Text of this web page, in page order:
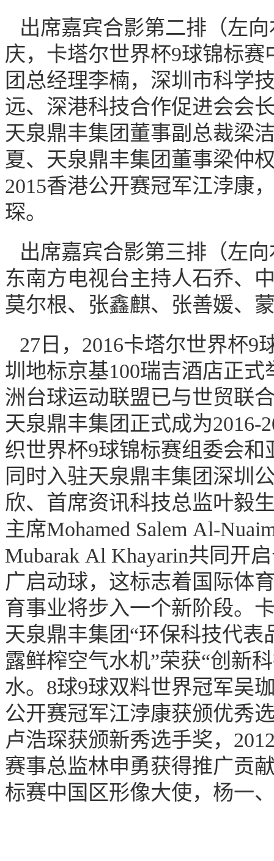
出席嘉宾合影第二排（左
庆，卡塔尔世界杯9球锦标
团总经理李楠，深圳市科学
远、深港科技合作促进会会
天泉鼎丰集团董事副总裁梁
夏、天泉鼎丰集团董事梁仲
2015香港公开赛冠军江浡康
琛。
出席嘉宾合影第三排（左
东南方电视台主持人石乔、
莫尔根、张鑫麒、张善媛、
27日，2016卡塔尔世界杯9
圳地标京基100瑞吉酒店正
洲台球运动联盟已与世贸联
天泉鼎丰集团正式成为2016-
织世界杯9球锦标赛组委会
同时入驻天泉鼎丰集团深圳
欣、首席资讯科技总监叶毅
主席Mohamed Salem Al-
Mubarak Al Khayarin共同开
广启动球，这标志着国际体
育事业将步入一个新阶段。
天泉鼎丰集团“环保科技代表
露鲜榨空气水机”荣获“创新
水。8球9球双料世界冠军吴
公开赛冠军江浡康获颁优秀
卢浩琛获颁新秀选手奖，
赛事总监林申勇获得推广贡
标赛中国区形像大使，杨一